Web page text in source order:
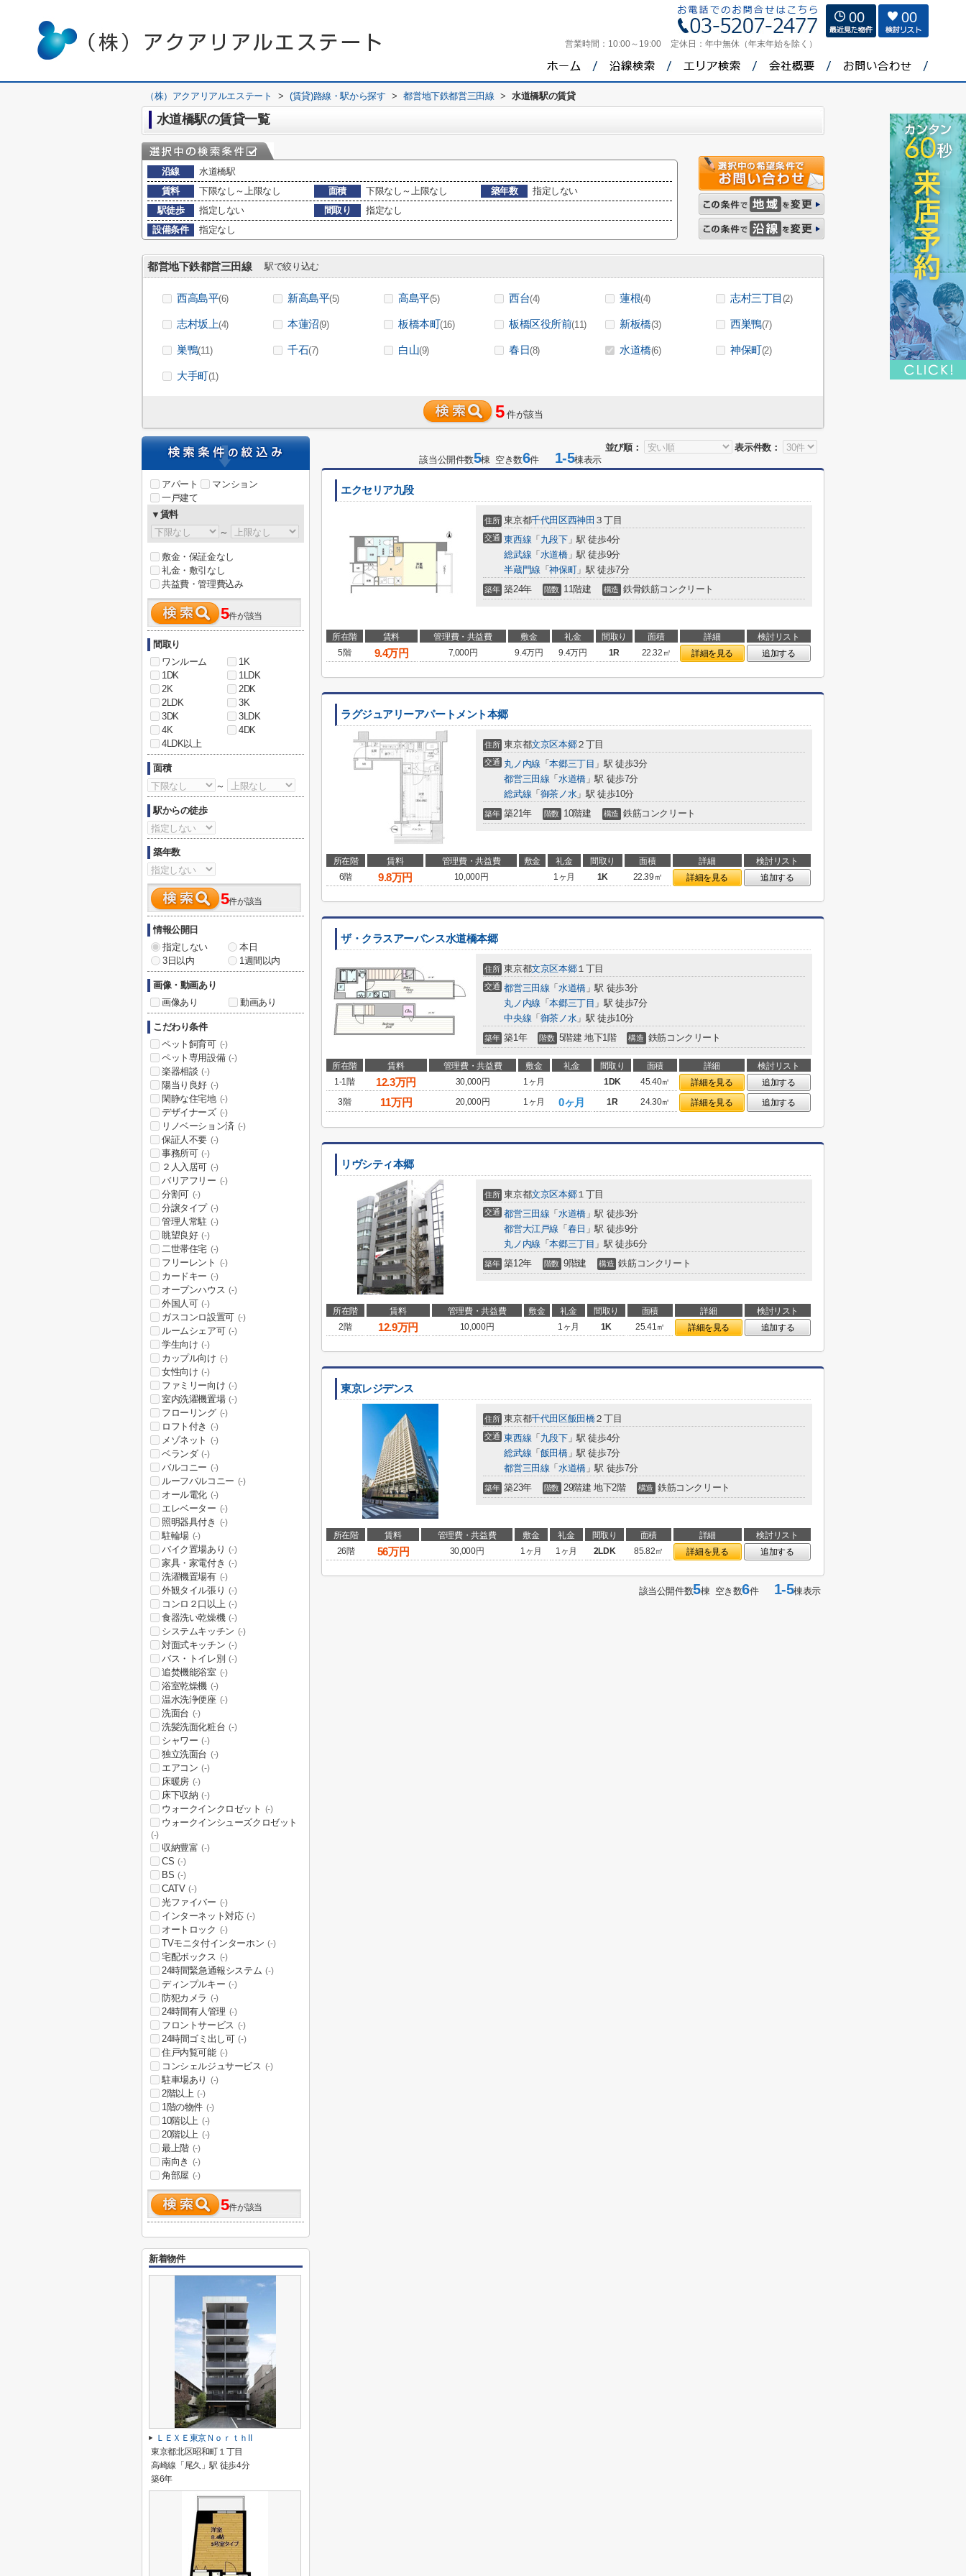
営業時間： 10:00～19:00 定休日： 年中無休（年末年始を除く）
00 00
（株）アクアリアルエステート > (賃貸)路線・駅から探す > 都営地下鉄都営三田線 > 水道橋駅の賃貸
水道橋駅の賃貸一覧
沿線
水道橋駅
賃料
下限なし～上限なし 面積 下限なし～上限なし 築年数
指定しない
駅徒歩
指定しない 間取り
指定なし
設備条件
指定なし
都営地下鉄都営三田線 駅で絞り込む
西高島平(6) 新高島平(5) 高島平(5) 西台(4) 蓮根(4) 志村三丁目 (2)
志村坂上(4) 本蓮沼(9) 板橋本町(16) 板橋区役所前(11) 新板橋(3) 西巣鴨(7)
巣鴨(11) 千石(7) 白山(9) 春日(8) 水道橋(6) 神保町(2)
大手町(1)
5 件が該当
並び順：
表示件数：
該当公開件数5棟 空き数6件 1-5棟表示
エクセリア九段
住所 東京都千代田区西神田 ３丁目
交通 東西線 「 九段下」駅 徒歩4分
総武線 「 水道橋」駅 徒歩9分
半蔵門線 「神保町」駅 徒歩7分
築年 築24年 階数 11階建 構造 鉄骨鉄筋コンクリート
所在階 賃料 管理費・共益費 敷金 礼金 間取り 面積 詳細
検討リスト
5階
9.4万円 7,000円 9.4万円 9.4万円 1R 22.32㎡ 詳細を見る 追加する
ラグジュアリーアパートメント本郷
住所 東京都文京区本郷２丁目
交通 丸ノ内線 「本郷三丁目 」駅 徒歩3分
都営三田線 「 水道橋」駅 徒歩7分
総武線 「 御茶ノ水」駅 徒歩10分
築年 築21年 階数 10階建 構造 鉄筋コンクリート
所在階 賃料 管理費・共益費 敷金 礼金 間取り 面積 詳細
検討リスト
6階
9.8万円 10,000円 1ヶ月 1K 22.39㎡ 詳細を見る 追加する
ザ・クラスアーバンス水道橋本郷
住所 東京都文京区本郷１丁目
交通 都営三田線 「 水道橋」駅 徒歩3分
丸ノ内線 「本郷三丁目 」駅 徒歩7分
中央線 「 御茶ノ水」駅 徒歩10分
築年 築1年 階数 5階建 地下1階 構造 鉄筋コンクリート
所在階 賃料 管理費・共益費 敷金 礼金 間取り 面積 詳細
検討リスト
1-1階
12.3万円 30,000円 1ヶ月 1DK 45.40㎡ 詳細を見る
追加する
3階
11万円 20,000円 1ヶ月 0ヶ月 1R 24.30㎡ 詳細を見る 追加する
リヴシティ本郷
住所 東京都文京区本郷１丁目
交通 都営三田線 「 水道橋」駅 徒歩3分
都営大江戸線 「 春日 」駅 徒歩9分
丸ノ内線 「本郷三丁目 」駅 徒歩6分
築年 築12年 階数 9階建 構造 鉄筋コンクリート
所在階 賃料 管理費・共益費 敷金 礼金 間取り 面積 詳細
検討リスト
2階
12.9万円 10,000円 1ヶ月 1K 25.41㎡ 詳細を見る 追加する
東京レジデンス
住所 東京都千代田区飯田橋２丁目
交通 東西線 「 九段下」駅 徒歩4分
総武線 「 飯田橋」駅 徒歩7分
都営三田線 「 水道橋」駅 徒歩7分
築年 築23年 階数 29階建 地下2階 構造 鉄筋コンクリート
所在階 賃料 管理費・共益費 敷金 礼金 間取り 面積 詳細
検討リスト
26階
56万円 30,000円 1ヶ月 1ヶ月 2LDK 85.82㎡ 詳細を見る 追加する
該当公開件数5棟 空き数6件1-5棟表示
アパート
マンション
一戸建て
▼賃料
～
敷金・保証金なし
礼金・敷引なし
共益費・管理費込み
5件が該当
間取り
ワンルーム
1K
1DK
1LDK
2K
2DK
2LDK
3K
3DK
3LDK
4K
4DK
4LDK以上
面積
～
駅からの徒歩
築年数
5件が該当
情報公開日
指定しない
本日
3日以内
1週間以内
画像・動画あり
画像あり
動画あり
こだわり条件
ペット飼育可 (-)
ペット専用設備 (-)
楽器相談 (-)
陽当り良好 (-)
閑静な住宅地 (-)
デザイナーズ (-)
リノベーション済 (-)
保証人不要 (-)
事務所可 (-)
２人入居可 (-)
バリアフリー (-)
分割可 (-)
分譲タイプ (-)
管理人常駐 (-)
眺望良好 (-)
二世帯住宅 (-)
フリーレント (-)
カードキー (-)
オープンハウス (-)
外国人可 (-)
ガスコンロ設置可 (-)
ルームシェア可 (-)
学生向け (-)
カップル向け (-)
女性向け (-)
ファミリー向け (-)
室内洗濯機置場 (-)
フローリング (-)
ロフト付き (-)
メゾネット (-)
ベランダ (-)
バルコニー (-)
ルーフバルコニー (-)
オール電化 (-)
エレベーター (-)
照明器具付き (-)
駐輪場 (-)
バイク置場あり (-)
家具・家電付き (-)
洗濯機置場有 (-)
外観タイル張り (-)
コンロ２口以上 (-)
食器洗い乾燥機 (-)
システムキッチン (-)
対面式キッチン (-)
バス・トイレ別 (-)
追焚機能浴室 (-)
浴室乾燥機 (-)
温水洗浄便座 (-)
洗面台 (-)
洗髪洗面化粧台 (-)
シャワー (-)
独立洗面台 (-)
エアコン (-)
床暖房 (-)
床下収納 (-)
ウォークインクロゼット (-)
ウォークインシューズクロゼット
(-)
収納豊富 (-)
CS (-)
BS (-)
CATV (-)
光ファイバー (-)
インターネット対応 (-)
オートロック (-)
TVモニタ付インターホン (-)
宅配ボックス (-)
24時間緊急通報システム (-)
ディンプルキー (-)
防犯カメラ (-)
24時間有人管理 (-)
フロントサービス (-)
24時間ゴミ出し可 (-)
住戸内覧可能 (-)
コンシェルジュサービス (-)
駐車場あり (-)
2階以上 (-)
1階の物件 (-)
10階以上 (-)
20階以上 (-)
最上階 (-)
南向き (-)
角部屋 (-)
5件が該当
新着物件
ＬＥＸＥ東京ＮｏｒｔｈII
東京都北区昭和町１丁目
高崎線「尾久」駅 徒歩4分
築6年